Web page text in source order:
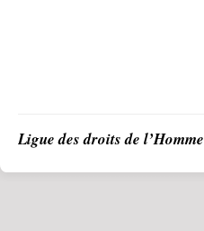
Ligue des droits de l’Homme